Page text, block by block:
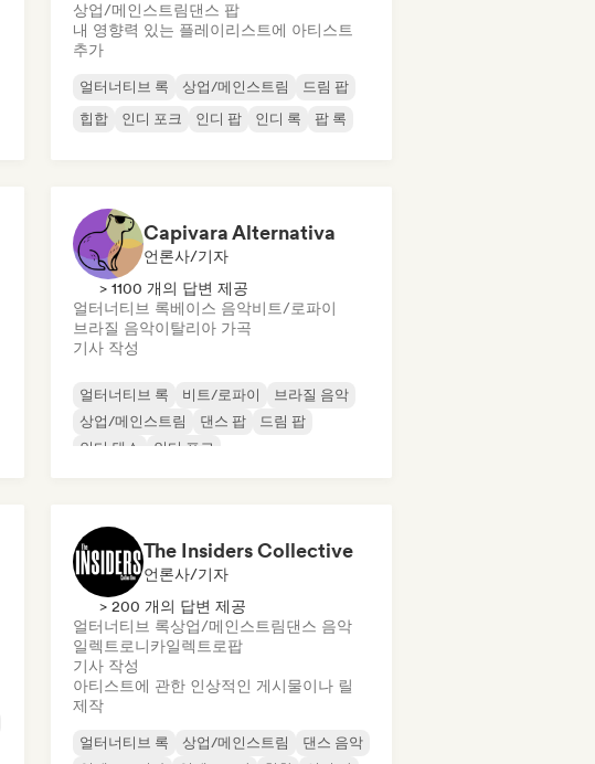
상업/메인스트림댄스 팝
내 영향력 있는 플레이리스트에 아티스트
추가
얼터너티브 록 상업/메인스트림
드림 팝
힙합
인디 포크 인디 팝 인디 록 팝 록
Capivara Alternativa
언론사/기자
> 1100 개의 답변 제공
얼터너티브 록베이스 음악비트/로파이
브라질 음악이탈리아 가곡
기사 작성
얼터너티브 록 비트/로파이
브라질 음악
상업/메인스트림
댄스 팝
드림 팝
인디 댄스
인디 포크
The Insiders Collective
언론사/기자
> 200 개의 답변 제공
얼터너티브 록상업/메인스트림댄스 음악
일렉트로니카일렉트로팝
기사 작성
아티스트에 관한 인상적인 게시물이나 릴
제작
얼터너티브 록 상업/메인스트림
댄스 음악